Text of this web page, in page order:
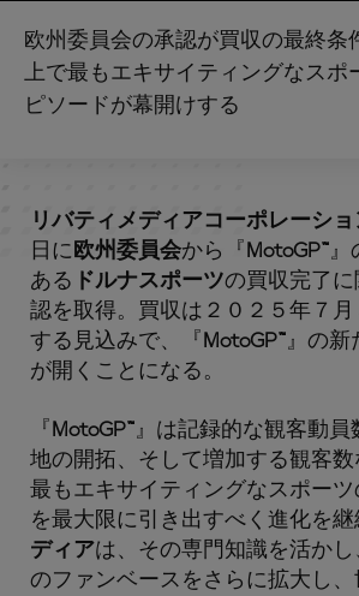
欧州委員会の承認が買収の最終条
上で最もエキサイティングなスポ
ピソードが幕開けする
リバティメディアコーポレーショ
日に 欧州委員会から『 MotoGP™』
ある ドルナスポーツの買収完了
認を取得。買収は２０２５年７月
する見込みで、『 MotoGP™』の新
が開くことになる。
『 MotoGP™』は記録的な観客動員
地の開拓、そして増加する観客
最もエキサイティングなスポー
を最大限に引き出すべく進化を継
ディアは、その専門知識を活かし
のファンベースをさらに拡大し